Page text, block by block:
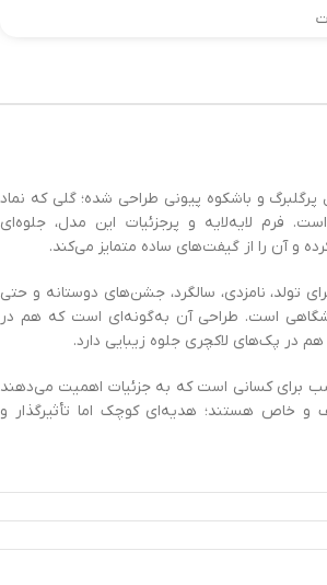
پرگلبرگ و باشکوه پیونی طراحی شده؛ گلی که نماد
فرم لایه‌لایه و پرجزئیات این مدل، جلوه‌ای
و آن را از گیفت‌های ساده متمایز می‌کند.
تولد، نامزدی، سالگرد، جشن‌های دوستانه و حتی
است. طراحی آن به‌گونه‌ای است که هم در
در پک‌های لاکچری جلوه زیبایی دارد.
برای کسانی است که به جزئیات اهمیت می‌دهند
و خاص هستند؛ هدیه‌ای کوچک اما تأثیرگذار و